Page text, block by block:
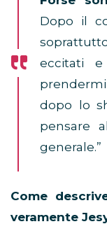
Dopo il
eccitati
dopo lo
pensare
generale.”
Come
veramente